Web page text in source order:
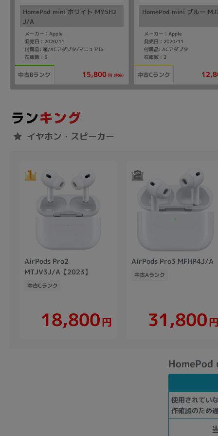
HomePod mini ホワイト MY5H2
J/A
メーカー：Apple
発売日：2020/11
付属品: 箱/ACアダプタ/マニュアル
在庫数：3
中古Bランク 15,800 円 (税込)
HomePod mini ブルー
メーカー：Apple
発売日：2020/11
付属品: ACアダプタ
在庫数：2
中古Cランク
イヤホン・スピーカー
AirPods Pro2
MTJV3J/A【2023】
中古Cランク
18,800円
AirPods Pro3 MFHP4J/A
中古Aランク
31,800
使用されてい
作確認のため